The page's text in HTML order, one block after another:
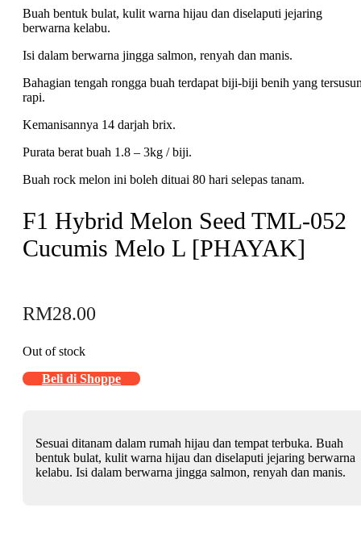
Buah bentuk bulat, kulit warna hijau dan diselaputi jejaring
berwarna kelabu.
Isi dalam berwarna jingga salmon, renyah dan manis.
Bahagian tengah rongga buah terdapat biji-biji benih yang
rapi.
Kemanisannya 14 darjah brix.
Purata berat buah 1.8 – 3kg / biji.
Buah rock melon ini boleh dituai 80 hari selepas tanam.
F1 Hybrid Melon Seed TML-052
Cucumis Melo L [PHAYAK]
RM28.00
Out of stock
Beli di Shoppe
Sesuai ditanam dalam rumah hijau dan tempat terbuka. Buah
bentuk bulat, kulit warna hijau dan diselaputi jejaring berwarna
kelabu. Isi dalam berwarna jingga salmon, renyah dan manis.